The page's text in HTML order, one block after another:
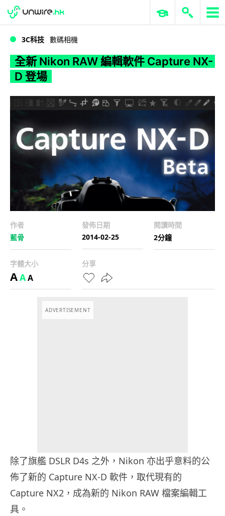
WWDC 2026 ERP 與商業 AI
3C科技 數碼相機
全新 Nikon RAW 編輯軟件 Capture NX-
D 登場
作者
藍骨
發佈日期
2014-02-25
閱讀時間
2分鐘
字體大小
AAA
分享
ADVERTISEMENT
除了旗艦 DSLR D4s 之外，Nikon 亦出乎意料的公
佈了新的 Capture NX-D 軟件，取代現有的
Capture NX2，成為新的 Nikon RAW 檔案編輯工
具。